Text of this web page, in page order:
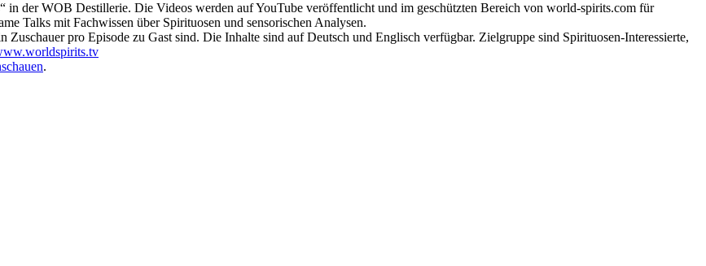
der WOB Destillerie. Die Videos werden auf YouTube veröffentlicht und im geschützten Bereich von world-spirits.com für
Talks mit Fachwissen über Spirituosen und sensorischen Analysen.
pro Episode zu Gast sind. Die Inhalte sind auf Deutsch und Englisch verfügbar. Zielgruppe sind Spirituosen-Interessierte,
.